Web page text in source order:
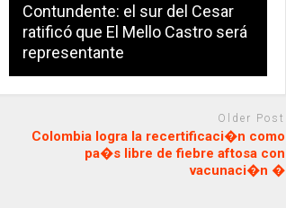
Contundente: el sur del Cesar
ratificó que El Mello Castro será
representante
Older Post
Colombia logra la recertificaci�n como
pa�s libre de fiebre aftosa con
vacunaci�n �